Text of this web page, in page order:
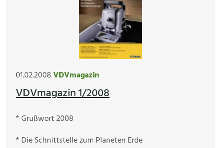
01.02.2008VDVmagazin
VDVmagazin 1/2008
* Grußwort 2008
* Die Schnittstelle zum Planeten Erde